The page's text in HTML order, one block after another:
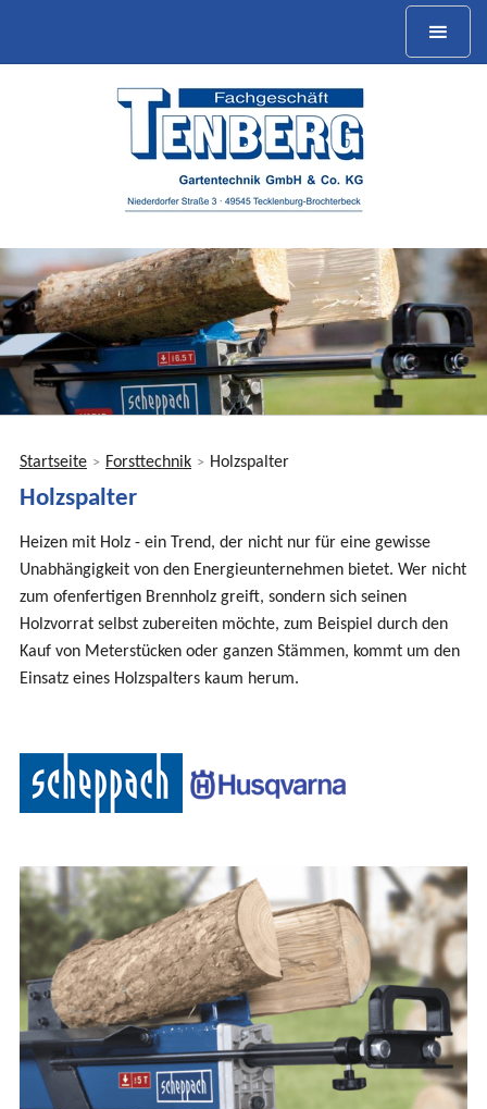
Sie
sind
hier
Startseite > Forsttechnik > Holzspalter
Holzspalter
Heizen mit Holz - ein Trend, der nicht nur für eine gewisse
Unabhängigkeit von den Energieunternehmen bietet. Wer nicht
zum ofenfertigen Brennholz greift, sondern sich seinen
Holzvorrat selbst zubereiten möchte, zum Beispiel durch den
Kauf von Meterstücken oder ganzen Stämmen, kommt um den
Einsatz eines Holzspalters kaum herum.